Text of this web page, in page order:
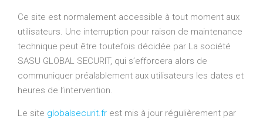
Ce site est normalement accessible à tout moment aux
utilisateurs. Une interruption pour raison de maintenance
technique peut être toutefois décidée par La société
SASU GLOBAL SECURIT, qui s’efforcera alors de
communiquer préalablement aux utilisateurs les dates et
heures de l’intervention.
Le site globalsecurit.fr est mis à jour régulièrement par